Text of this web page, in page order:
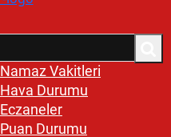
Namaz Vakitleri
Hava Durumu
Eczaneler
Puan Durumu